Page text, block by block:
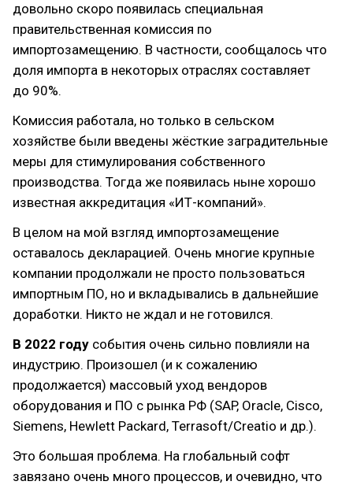
довольно скоро появилась специальная
правительственная комиссия по
импортозамещению. В частности, сообщалось что
доля импорта в некоторых отраслях составляет
до 90%.
Комиссия работала, но только в сельском
хозяйстве были введены жёсткие заградительные
меры для стимулирования собственного
производства. Тогда же появилась ныне хорошо
известная аккредитация «ИТ-компаний».
В целом на мой взгляд импортозамещение
оставалось декларацией. Очень многие крупные
компании продолжали не просто пользоваться
импортным ПО, но и вкладывались в дальнейшие
доработки. Никто не ждал и не готовился.
В 2022 году события очень сильно повлияли на
индустрию. Произошел (и к сожалению
продолжается) массовый уход вендоров
оборудования и ПО с рынка РФ (SAP, Oracle, Cisco,
Siemens, Hewlett Packard, Terrasoft/Creatio и др.).
Это большая проблема. На глобальный софт
завязано очень много процессов, и очевидно, что